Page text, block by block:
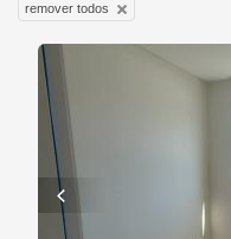
remover todos